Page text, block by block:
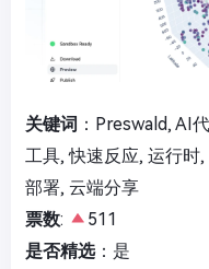
关键词 ：Preswald, AI
工具, 快速反应, 运行时
部署, 云端分享
票数:
511
是否精选：是